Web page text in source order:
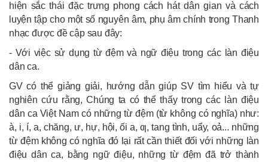
hiện sắc thái đặc trưng phong cách hát dân gian và cách
luyện tập cho một số nguyên âm, phụ âm chính trong Thanh
nhạc được đề cập sau đây:
- Với việc sử dụng từ đệm và ngữ điệu trong các làn điệu
dân ca.
GV có thể giảng giải, hướng dẫn giúp SV tìm hiểu và tự
nghiên cứu rằng, Chúng ta có thể thấy trong các làn điệu
dân ca Việt Nam có những từ đệm (từ không có nghĩa) như:
à, i, í, a, chăng, ư, hự, hội, ối a, ƣ, tang tình, uẩy, oả... những
từ đệm không có nghĩa đó lại rất cần thiết đối với những làn
điệu dân ca, bằng ngữ điệu, những từ đệm đã trở thành